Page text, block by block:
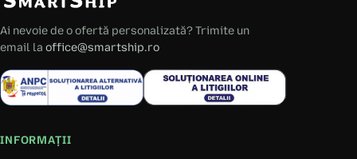
Ai nevoie de o ofertă personalizată? Trimite un
email la office@smartship.ro
INFORMAȚII